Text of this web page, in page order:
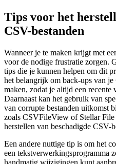
Tips voor het
CSV-bestanden
Wanneer je te maken krijgt met
voor de nodige frustratie zorgen.
tips die je kunnen helpen om dit
het belangrijk om back-ups van
maken, zodat je altijd een recente
Daarnaast kan het gebruik van
van corrupte bestanden uitkomst
zoals CSVFileView of Stellar
herstellen van beschadigde CSV-
Een andere nuttige tip is om het
een tekstverwerkingsprogramma
handmatig wijzigingen kunt